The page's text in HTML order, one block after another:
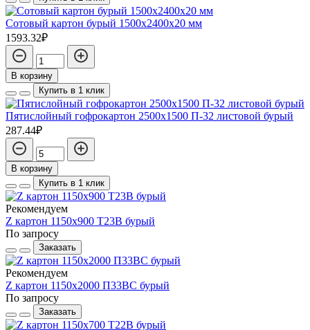
Сотовый картон бурый 1500х2400х20 мм
1593.32₽
В корзину
Купить в 1 клик
Пятислойный гофрокартон 2500х1500 П-32 листовой бурый
287.44₽
В корзину
Купить в 1 клик
Рекомендуем
Z картон 1150х900 Т23В бурый
По запросу
Заказать
Рекомендуем
Z картон 1150х2000 П33ВС бурый
По запросу
Заказать